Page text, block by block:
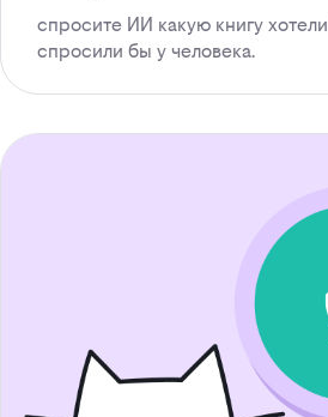
спросите ИИ какую книгу
спросили бы у человека.